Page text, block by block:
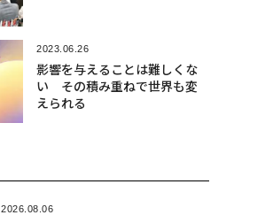
2023.06.26
影響を与えることは難しくな
い その積み重ねで世界も変
えられる
2026.08.06